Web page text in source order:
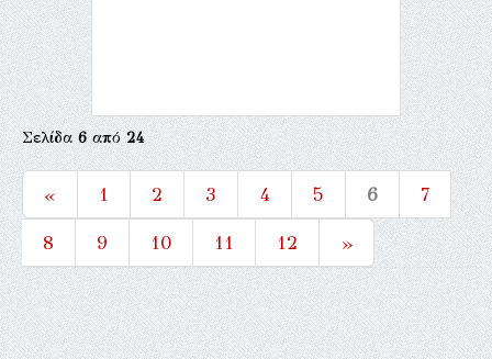
Σελίδα6από24
« 1 2 3 4 5 6
7
8
9 10 11 12 »